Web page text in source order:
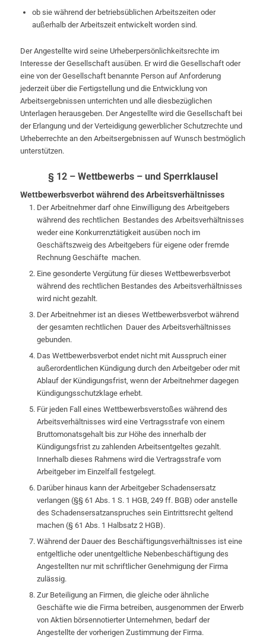
ob sie während der betriebsüblichen Arbeitszeiten oder
außerhalb der Arbeitszeit entwickelt worden sind.
Der Angestellte wird seine Urheberpersönlichkeitsrechte im
Interesse der Gesellschaft ausüben. Er wird die Gesellschaft oder
eine von der Gesellschaft benannte Person auf Anforderung
jederzeit über die Fertigstellung und die Entwicklung von
Arbeitsergebnissen unterrichten und alle diesbezüglichen
Unterlagen herausgeben. Der Angestellte wird die Gesellschaft bei
der Erlangung und der Verteidigung gewerblicher Schutzrechte und
Urheberrechte an den Arbeitsergebnissen auf Wunsch bestmöglich
unterstützen.
§ 12 – Wettbewerbs – und Sperrklausel
Wettbewerbsverbot während des Arbeitsverhältnisses
Der Arbeitnehmer darf ohne Einwilligung des Arbeitgebers
während des rechtlichen Bestandes des Arbeitsverhältnisses
weder eine Konkurrenztätigkeit ausüben noch im
Geschäftszweig des Arbeitgebers für eigene oder fremde
Rechnung Geschäfte machen.
Eine gesonderte Vergütung für dieses Wettbewerbsverbot
während des rechtlichen Bestandes des Arbeitsverhältnisses
wird nicht gezahlt.
Der Arbeitnehmer ist an dieses Wettbewerbsverbot während
der gesamten rechtlichen Dauer des Arbeitsverhältnisses
gebunden.
Das Wettbewerbsverbot endet nicht mit Ausspruch einer
außerordentlichen Kündigung durch den Arbeitgeber oder mit
Ablauf der Kündigungsfrist, wenn der Arbeitnehmer dagegen
Kündigungsschutzklage erhebt.
Für jeden Fall eines Wettbewerbsverstoßes während des
Arbeitsverhältnisses wird eine Vertragsstrafe von einem
Bruttomonatsgehalt bis zur Höhe des innerhalb der
Kündigungsfrist zu zahlenden Arbeitsentgeltes gezahlt.
Innerhalb dieses Rahmens wird die Vertragsstrafe vom
Arbeitgeber im Einzelfall festgelegt.
Darüber hinaus kann der Arbeitgeber Schadensersatz
verlangen (§§ 61 Abs. 1 S. 1 HGB, 249 ff. BGB) oder anstelle
des Schadensersatzanspruches sein Eintrittsrecht geltend
machen (§ 61 Abs. 1 Halbsatz 2 HGB).
Während der Dauer des Beschäftigungsverhältnisses ist eine
entgeltliche oder unentgeltliche Nebenbeschäftigung des
Angestellten nur mit schriftlicher Genehmigung der Firma
zulässig.
Zur Beteiligung an Firmen, die gleiche oder ähnliche
Geschäfte wie die Firma betreiben, ausgenommen der Erwerb
von Aktien börsennotierter Unternehmen, bedarf der
Angestellte der vorherigen Zustimmung der Firma.